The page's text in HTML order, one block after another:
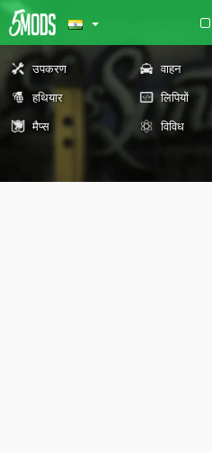
उपकरण वाहन
हथियार
लिपियों
मैप्स
विविध